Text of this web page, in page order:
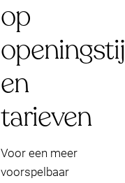
op
en
tarieven
Voor een meer
voorspelbaar